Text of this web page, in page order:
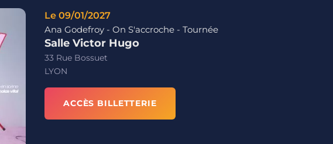
Le 09/01/2027
Ana Godefroy - On S'accroche - Tournée
Salle Victor Hugo
33 Rue Bossuet
LYON
ACCÈS BILLETTERIE